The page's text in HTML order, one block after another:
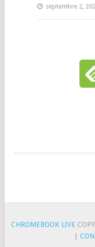
septembre 2,
CHROMEBOOK LIVE